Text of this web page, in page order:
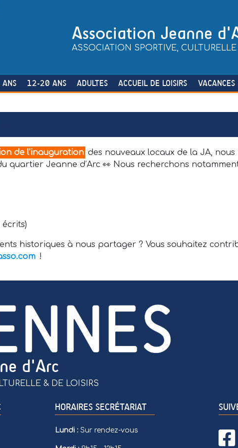
Association Jeanne
ASSOCIATION SPORTIVE,
12-20 ANS ADULTES ACCUEIL DE LOISIRS VACANCES
de l’inauguration des nouveaux locaux de la JA,
quartier Jeanne d’Arc 👀 Nous recherchons
historiques à nous partager ? Vous souhaitez
!
d'Arc
& DE LOISIRS
HORAIRES SECRÉTARIAT
Lundi : Sur rendez-vous